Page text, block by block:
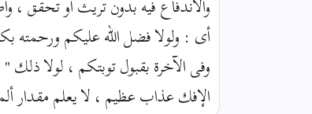
والاندفاع فيه بدون تريث أو تحقق ،
أى : ولولا فضل الله عليكم ورحمته
وفى الآخرة بقبول توبتكم ، لولا
الإفك عذاب عظيم ، لا يعلم مقدار